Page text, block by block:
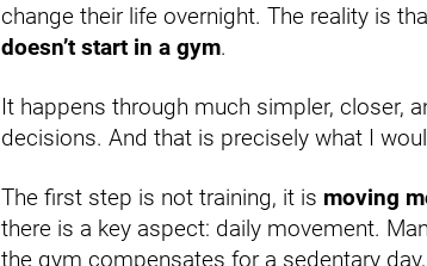
change their life overnight. The reality is
doesn’t start in a gym.
It happens through much simpler, closer,
decisions. And that is precisely what I
The first step is not training, it is moving
there is a key aspect: daily movement.
the gym compensates for a sedentary